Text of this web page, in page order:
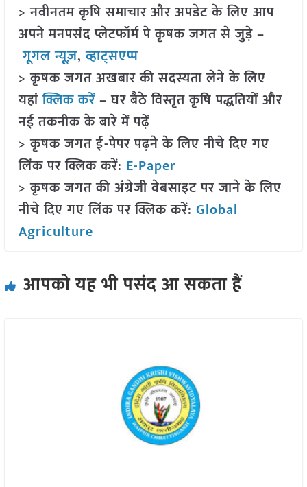
> नवीनतम कृषि समाचार और अपडेट के लिए आप
अपने मनपसंद प्लेटफॉर्म पे कृषक जगत से जुड़े –
गूगल न्यूज़,व्हाट्सएप्प
> कृषक जगत अखबार की सदस्यता लेने के लिए
यहांक्लिक करें– घर बैठे विस्तृत कृषि पद्धतियों और
नई तकनीक के बारे में पढ़ें
> कृषक जगत ई-पेपर पढ़ने के लिए नीचे दिए गए
लिंक पर क्लिक करें: E-Paper
> कृषक जगत की अंग्रेजी वेबसाइट पर जाने के लिए
नीचे दिए गए लिंक पर क्लिक करें: Global
Agriculture
आपको यह भी पसंद आ सकता हैं